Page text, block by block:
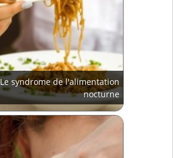
Le syndrome de l'alimentation
nocturne